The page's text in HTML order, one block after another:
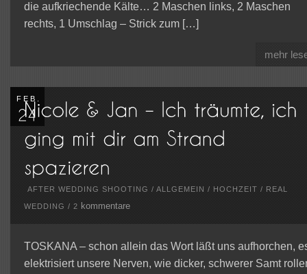
die aufkriechende Kälte… 2 Maschen links, 2 Maschen
rechts, 1 Umschlag – Strick zum […]
mehr
FEB.
AFTER WEDDING SHOOTING / ALLGEMEIN / HOCHZEIT / REAL
WEDDING / 2 kommentare
TOSKANA – schon allein das Wort läßt uns aufhorchen,
elektrisiert unsere Nerven, wie dicker, schwerer Samt